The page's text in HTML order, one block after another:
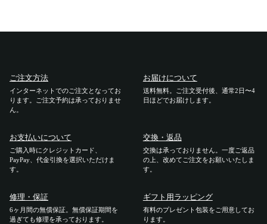
お客様の声
ご利用ガイド
ご注文方法
お届けについて
ご注文方法
インターネットでのご注文となってお
ります。ご注文予約は承っておりませ
ん。
お届けについて
送料無料。ご注文受付後、通常2日〜4
日ほどでお届けします。
お支払いについて
ご購入時にクレジットカード、
PayPay、代金引換を選択いただけま
す。
交換・返品
交換は承っておりません。一度ご返品
の上、改めてご注文をお願いいたしま
す。
修理・保証
6ヶ月間の無償保証。無償保証期間を
過ぎても修理を承っております。
ギフト用ラッピング
有料のプレゼント包装をご用意してお
ります。